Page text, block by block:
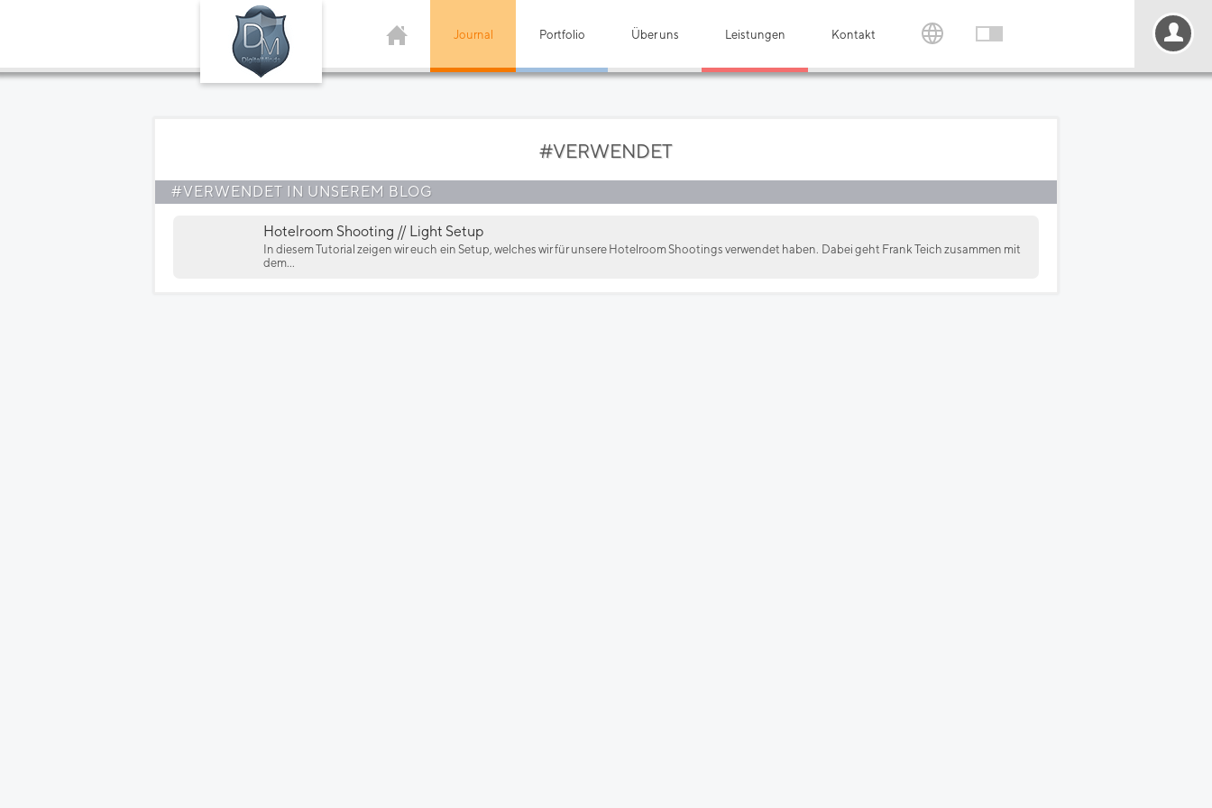
Journal Portfolio Über uns Leistungen Kontakt
#VERWENDET
#VERWENDET IN UNSEREM BLOG
Hotelroom Shooting // Light Setup
In diesem Tutorial zeigen wir euch ein Setup, welches wir für unsere Hotelroom Shootings verwendet haben. Dabei geht Frank Teich zusammen mit
dem...